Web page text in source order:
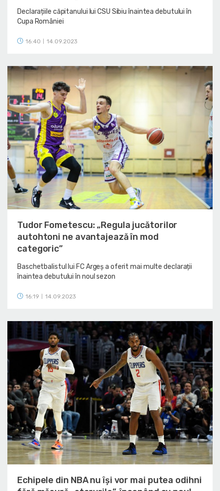
Declarațiile căpitanului lui CSU Sibiu înaintea debutului în
Cupa României
16:40 14.09.2023
Tudor Fometescu: „Regula jucătorilor
autohtoni ne avantajează în mod
categoric”
Baschetbalistul lui FC Argeș a oferit mai multe declarații
înaintea debutului în noul sezon
16:19 14.09.2023
Echipele din NBA nu își vor mai putea odihni